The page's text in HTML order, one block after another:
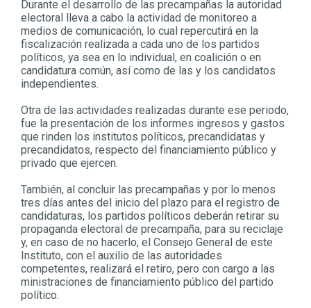
Durante el desarrollo de las precampañas la autoridad
electoral lleva a cabo la actividad de monitoreo a
medios de comunicación, lo cual repercutirá en la
fiscalización realizada a cada uno de los partidos
políticos, ya sea en lo individual, en coalición o en
candidatura común, así como de las y los candidatos
independientes.
Otra de las actividades realizadas durante ese periodo,
fue la presentación de los informes ingresos y gastos
que rinden los institutos políticos, precandidatas y
precandidatos, respecto del financiamiento público y
privado que ejercen.
También, al concluir las precampañas y por lo menos
tres días antes del inicio del plazo para el registro de
candidaturas, los partidos políticos deberán retirar su
propaganda electoral de precampaña, para su reciclaje
y, en caso de no hacerlo, el Consejo General de este
Instituto, con el auxilio de las autoridades
competentes, realizará el retiro, pero con cargo a las
ministraciones de financiamiento público del partido
político.